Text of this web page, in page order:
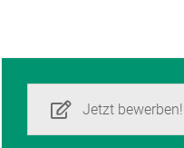
Jetzt bewerben!